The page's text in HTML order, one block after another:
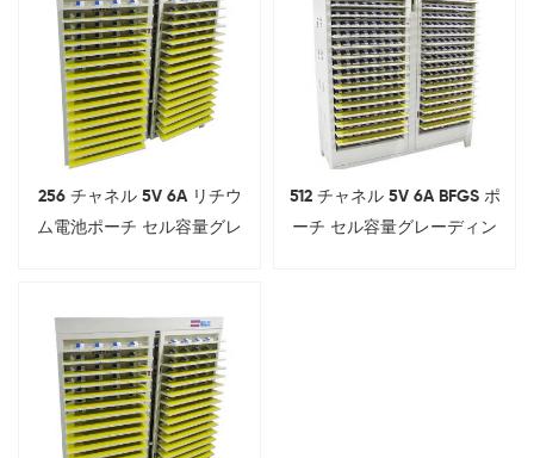
256 チャネル 5V 6A リチウ
ム電池ポーチ セル容量グレ
512 チャネル 5V 6A BFGS ポ
ーチ セル容量グレーディン